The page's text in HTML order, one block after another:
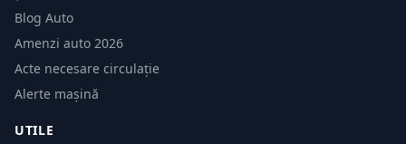
Blog Auto
Amenzi auto 2026
Acte necesare circulație
Alerte mașină
UTILE